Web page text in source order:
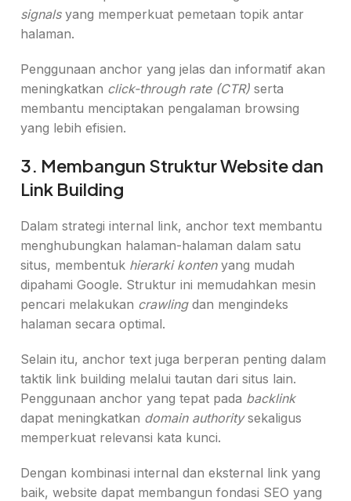
signalsyang memperkuat pemetaan topik antar
halaman.
Penggunaan anchor yang jelas dan informatif akan
meningkatkan click-through rate (CTR) serta
membantu menciptakan pengalaman browsing
yang lebih efisien.
3. Membangun Struktur Website dan
Link Building
Dalam strategi internal link, anchor text membantu
menghubungkan halaman-halaman dalam satu
situs, membentuk hierarki kontenyang mudah
dipahami Google. Struktur ini memudahkan mesin
pencari melakukan crawlingdan mengindeks
halaman secara optimal.
Selain itu, anchor text juga berperan penting dalam
taktik link building melalui tautan dari situs lain.
Penggunaan anchor yang tepat pada backlink
dapat meningkatkan domain authoritysekaligus
memperkuat relevansi kata kunci.
Dengan kombinasi internal dan eksternal link yang
baik, website dapat membangun fondasi SEO yang